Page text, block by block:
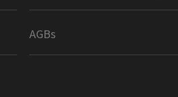
AGBs